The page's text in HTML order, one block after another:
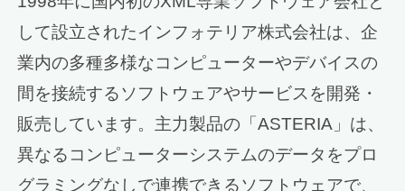
して設立されたインフォテリア株式会社は、企
業内の多種多様なコンピューターやデバイスの
間を接続するソフトウェアやサービスを開発・
販売しています。主力製品の「ASTERIA」は、
異なるコンピューターシステムのデータをプロ
グラミングなしで連携できるソフトウェアで、